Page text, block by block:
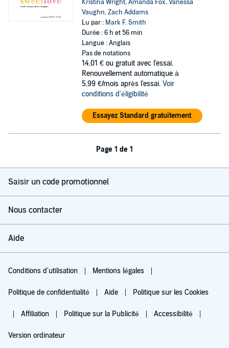
Kristina Wright,Amanda Fox,Vanessa
Vaughn,Zach Addams
Lu par : Mark F. Smith
Durée : 6 h et 56 min
Langue : Anglais
Pas de notations
14,01 € ou gratuit avec l'essai.
Renouvellement automatique à
5,99 €/mois après l'essai. Voir
conditions d'éligibilité
Essayez Standard gratuitement
Page 1 de 1
Saisir un code promotionnel
Nous contacter
Aide
Conditions d'utilisation Mentions légales
Politique de confidentialité Aide Politique sur les Cookies
Affiliation Politique sur la Publicité Accessibilité
Version ordinateur